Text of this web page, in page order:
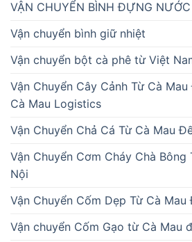
VẬN CHUYỂN BÌNH ĐỰNG
Vận chuyển bình giữ nhiệt
Vận chuyển bột cà phê từ Việt
Vận Chuyển Cây Cảnh Từ Cà
Cà Mau Logistics
Vận Chuyển Chả Cá Từ Cà Mau
Vận Chuyển Cơm Cháy Chà Bông
Nội
Vận Chuyển Cốm Dẹp Từ Cà Mau
Vận chuyển Cốm Gạo từ Cà Mau